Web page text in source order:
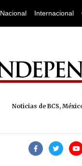
Nacional Internacional
Noticias de BCS,